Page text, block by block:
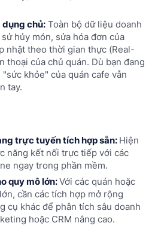
dụng chủ:Toàn bộ dữ liệu doanh
hủy món, sửa hóa đơn của
nhật theo thời gian thực (Real-
thoại của chủ quán. Dù bạn đang
khỏe" của quán cafe vẫn
tay.
trực tuyến tích hợp sẵn: Hiện
năng kết nối trực tiếp với các
ngay trong phần mềm.
quy mô lớn:Với các quán hoặc
cần các tích hợp mở rộng
cụ khác để phân tích sâu doanh
hoặc CRM nâng cao.